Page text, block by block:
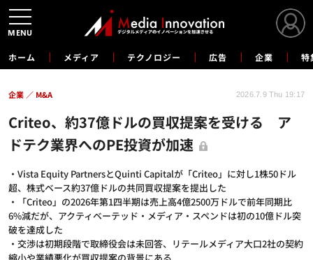
ホーム メディア テクノロジー 広告 企業 特
Criteo、約37億ドルの買収提案を受ける ア
ドテク業界へのPE投資が加速
・Vista Equity PartnersとQuinti Capitalが「Criteo」に対し1株50ドル
超、株式ベース約37億ドルの共同買収提案を提出した
・「Criteo」の2026年第1四半期は売上高4億2500万ドルで前年同期比
6%減だが、アクティベーテッド・メディア・スペンドは初の10億ドル突
破を達成した
・交渉は初期段階で取締役会は未回答、リテールメディア大口2社の契約
企業 M&A 2026.7.9 Thu 19:17
MENU